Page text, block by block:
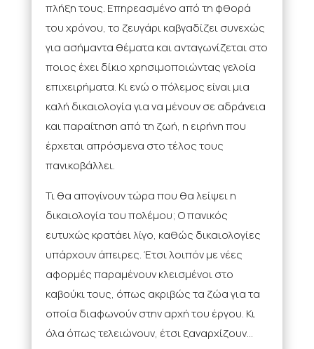
πλήξη τους. Επηρεασμένο από τη φθορά
του χρόνου, το ζευγάρι καβγαδίζει συνεχώς
για ασήμαντα θέματα και ανταγωνίζεται στο
ποιος έχει δίκιο χρησιμοποιώντας γελοία
επιχειρήματα. Κι ενώ ο πόλεμος είναι μια
καλή δικαιολογία για να μένουν σε αδράνεια
και παραίτηση από τη ζωή, η ειρήνη που
έρχεται απρόσμενα στο τέλος τους
πανικοβάλλει.
Τι θα απογίνουν τώρα που θα λείψει η
δικαιολογία του πολέμου; Ο πανικός
ευτυχώς κρατάει λίγο, καθώς δικαιολογίες
υπάρχουν άπειρες. Έτσι λοιπόν με νέες
αφορμές παραμένουν κλεισμένοι στο
καβούκι τους, όπως ακριβώς τα ζώα για τα
οποία διαφωνούν στην αρχή του έργου. Κι
όλα όπως τελειώνουν, έτσι ξαναρχίζουν…